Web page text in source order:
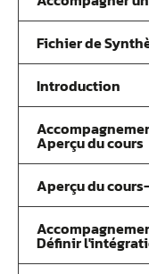
Fichier de
Introduction
Aperçu du cours
Aperçu du
Définir